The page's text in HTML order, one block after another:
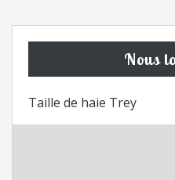
Nous
Taille de haie Trey